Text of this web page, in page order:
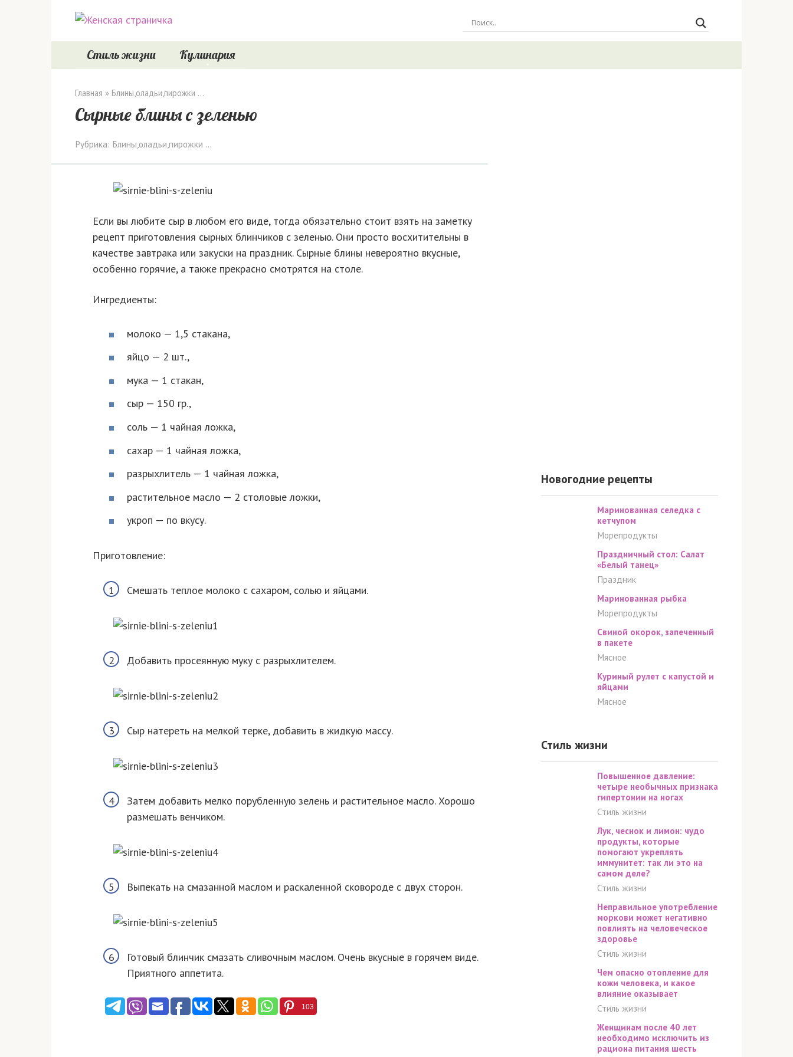
Стиль жизни Кулинария
Главная » Блины,оладьи,пирожки ...
Сырные блины с зеленью
Рубрика: Блины,оладьи,пирожки ...
Если вы любите сыр в любом его виде, тогда обязательно стоит взять на заметку
рецепт приготовления сырных блинчиков с зеленью. Они просто восхитительны в
качестве завтрака или закуски на праздник. Сырные блины невероятно вкусные,
особенно горячие, а также прекрасно смотрятся на столе.
Ингредиенты:
молоко — 1,5 стакана,
яйцо — 2 шт.,
мука — 1 стакан,
сыр — 150 гр.,
соль — 1 чайная ложка,
сахар — 1 чайная ложка,
разрыхлитель — 1 чайная ложка,
растительное масло — 2 столовые ложки,
укроп — по вкусу.
Приготовление:
Смешать теплое молоко с сахаром, солью и яйцами.
Добавить просеянную муку с разрыхлителем.
Сыр натереть на мелкой терке, добавить в жидкую массу.
Затем добавить мелко порубленную зелень и растительное масло. Хорошо
размешать венчиком.
Выпекать на смазанной маслом и раскаленной сковороде с двух сторон.
Готовый блинчик смазать сливочным маслом. Очень вкусные в горячем виде.
Приятного аппетита.
103
Новогодние рецепты
Маринованная селедка с
кетчупом
Морепродукты
Праздничный стол: Салат
«Белый танец»
Праздник
Маринованная рыбка
Морепродукты
Свиной окорок, запеченный
в пакете
Мясное
Куриный рулет с капустой и
яйцами
Мясное
Стиль жизни
Повышенное давление:
четыре необычных признака
гипертонии на ногах
Стиль жизни
Лук, чеснок и лимон: чудо
продукты, которые
помогают укреплять
иммунитет: так ли это на
самом деле?
Стиль жизни
Неправильное употребление
моркови может негативно
повлиять на человеческое
здоровье
Стиль жизни
Чем опасно отопление для
кожи человека, и какое
влияние оказывает
Стиль жизни
Женщинам после 40 лет
необходимо исключить из
рациона питания шесть